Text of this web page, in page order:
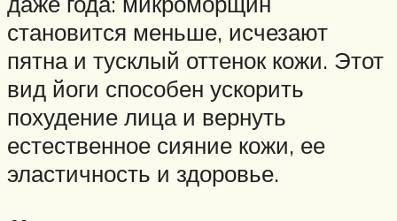
становится меньше, исчезают
пятна и тусклый оттенок кожи. Этот
вид йоги способен ускорить
похудение лица и вернуть
естественное сияние кожи, ее
эластичность и здоровье.